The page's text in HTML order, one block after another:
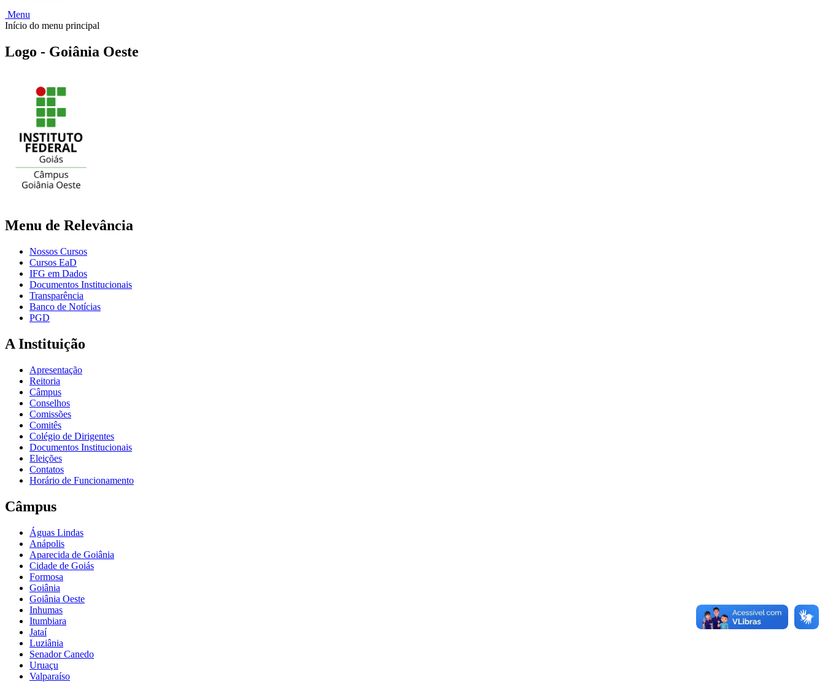
Menu
Início do menu principal
Logo - Goiânia Oeste
Menu de Relevância
Nossos Cursos
Cursos EaD
IFG em Dados
Documentos Institucionais
Transparência
Banco de Notícias
PGD
A Instituição
Apresentação
Reitoria
Câmpus
Conselhos
Comissões
Comitês
Colégio de Dirigentes
Documentos Institucionais
Eleições
Contatos
Horário de Funcionamento
Câmpus
Águas Lindas
Anápolis
Aparecida de Goiânia
Cidade de Goiás
Formosa
Goiânia
Goiânia Oeste
Inhumas
Itumbiara
Jataí
Luziânia
Senador Canedo
Uruaçu
Valparaíso